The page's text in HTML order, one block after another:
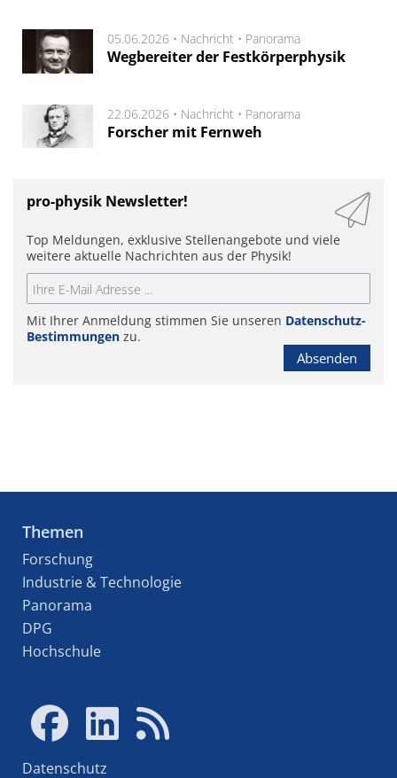
05.06.2026 • Nachricht • Panorama
Wegbereiter der Festkörperphysik
22.06.2026 • Nachricht • Panorama
Forscher mit Fernweh
pro-physik Newsletter!
Top Meldungen, exklusive Stellenangebote und viele
weitere aktuelle Nachrichten aus der Physik!
Mit Ihrer Anmeldung stimmen Sie unseren Datenschutz-
Bestimmungen zu.
Absenden
Themen
Forschung
Industrie & Technologie
Panorama
DPG
Hochschule
Datenschutz